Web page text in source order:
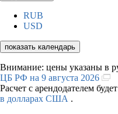
RUB
USD
показать календарь
Внимание: цены указаны в
ЦБ РФ на 9 августа 2026
Расчет с арендодателем
в долларах США .